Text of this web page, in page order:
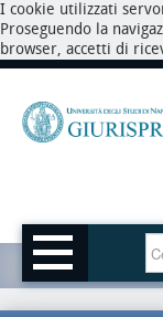
I cookie utilizzati
Proseguendo la
browser, accetti di